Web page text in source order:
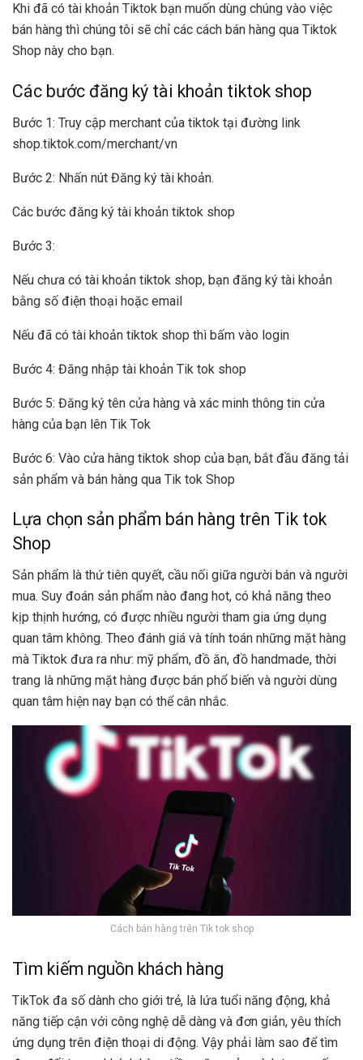
Khi đã có tài khoản Tiktok bạn muốn dùng chúng vào việc
bán hàng thì chúng tôi sẽ chỉ các cách bán hàng qua Tiktok
Shop này cho bạn.
Các bước đăng ký tài khoản tiktok shop
Bước 1: Truy cập merchant của tiktok tại đường link
shop.tiktok.com/merchant/vn
Bước 2: Nhấn nút Đăng ký tài khoản.
Các bước đăng ký tài khoản tiktok shop
Bước 3:
Nếu chưa có tài khoản tiktok shop, bạn đăng ký tài khoản
bằng số điện thoại hoặc email
Nếu đã có tài khoản tiktok shop thì bấm vào login
Bước 4: Đăng nhập tài khoản Tik tok shop
Bước 5: Đăng ký tên cửa hàng và xác minh thông tin cửa
hàng của bạn lên Tik Tok
Bước 6: Vào cửa hàng tiktok shop của bạn, bắt đầu đăng tải
sản phẩm và bán hàng qua Tik tok Shop
Lựa chọn sản phẩm bán hàng trên Tik tok
Shop
Sản phẩm là thứ tiên quyết, cầu nối giữa người bán và người
mua. Suy đoán sản phẩm nào đang hot, có khả năng theo
kịp thịnh hướng, có được nhiều người tham gia ứng dụng
quan tâm không. Theo đánh giá và tính toán những mặt hàng
mà Tiktok đưa ra như: mỹ phẩm, đồ ăn, đồ handmade, thời
trang là những mặt hàng được bán phổ biến và người dùng
quan tâm hiện nay bạn có thể cân nhắc.
Cách bán hàng trên Tik tok shop
Tìm kiếm nguồn khách hàng
TikTok đa số dành cho giới trẻ, là lứa tuổi năng động, khả
năng tiếp cận với công nghệ dễ dàng và đơn giản, yêu thích
ứng dụng trên điện thoại di động. Vậy phải làm sao để tìm